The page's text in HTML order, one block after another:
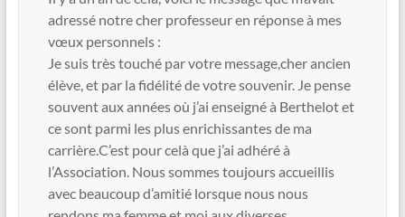
adressé notre cher professeur en réponse à mes
vœux personnels :
Je suis très touché par votre message,cher ancien
élève, et par la fidélité de votre souvenir. Je pense
souvent aux années où j’ai enseigné à Berthelot et
ce sont parmi les plus enrichissantes de ma
carrière.C’est pour celà que j’ai adhéré à
l’Association. Nous sommes toujours accueillis
avec beaucoup d’amitié lorsque nous nous